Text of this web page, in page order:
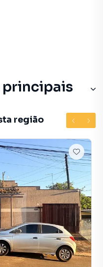
região